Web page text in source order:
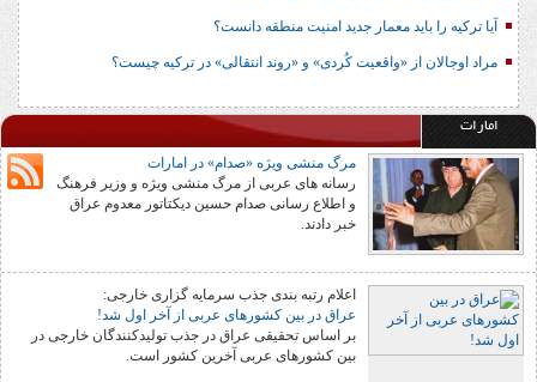
آیا ترکیه را باید معمار جدید امنیت منطقه دانست؟
مراد اوجالان از «واقعیت کُردی» و «روند انتقالی» در ترکیه چیست؟
امارات
مرگ منشی ویژه «صدام» در امارات
رسانه های عربی از مرگ منشی ویژه و وزیر فرهنگ
و اطلاع رسانی صدام حسین دیکتاتور معدوم عراق
خبر دادند.
اعلام رتبه بندی جذب سرمایه گزاری خارجی:
عراق در بین کشورهای عربی از آخر اول شد!
بر اساس تحقیقی عراق در جذب تولیدکنندگان خارجی در
بین کشورهای عربی آخرین کشور است.